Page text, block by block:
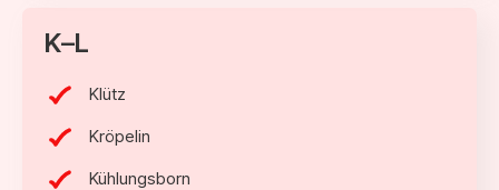
K–L
Klütz
Kröpelin
Kühlungsborn